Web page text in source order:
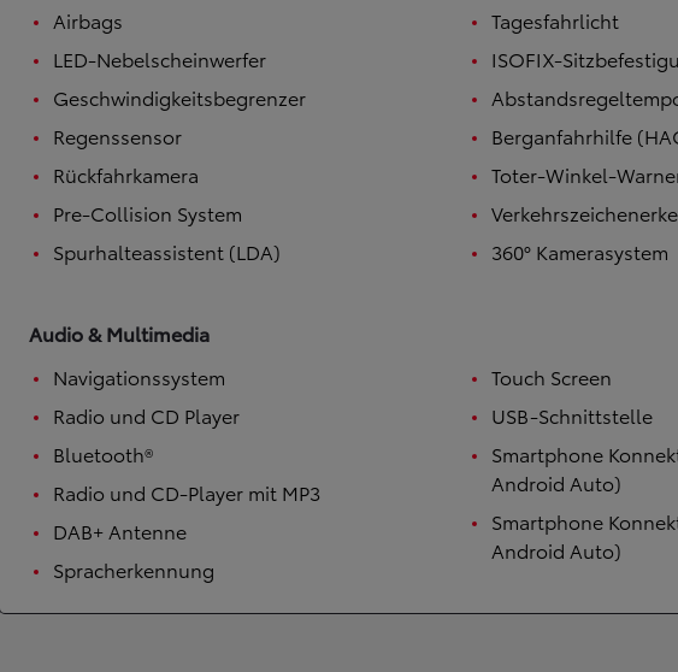
Ab
BENZIN
Airbags
LED-Nebelscheinwerfer
Geschwindigkeitsbegrenzer
Regenssensor
Rückfahrkamera
Pre-Collision System
Spurhalteassistent (LDA)
Tagesfahrlicht
ISOFIX-
Berganfahrhilfe
Toter-Winkel-
360° Kamerasystem
Audio & Multimedia
Navigationssystem
Radio und CD Player
Bluetooth®
Radio und CD-Player mit MP3
DAB+ Antenne
Spracherkennung
Touch Screen
USB-Schnittstelle
Smartphone
Android Auto)
Smartphone
Android Auto)